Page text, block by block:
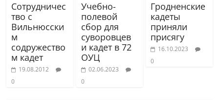
Сотрудничес
тво с
Вильнюсски
м
содружество
м кадет
19.08.2012
0
Учебно-
полевой
сбор для
суворовцев
и кадет в 72
ОУЦ
02.06.2023
0
Гродненские
кадеты
приняли
присягу
16.10.2023
0